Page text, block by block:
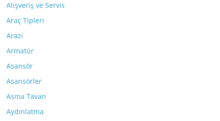
Alışveriş ve Servis
Araç Tipleri
Arazi
Armatür
Asansör
Asansörler
Asma Tavan
Aydınlatma